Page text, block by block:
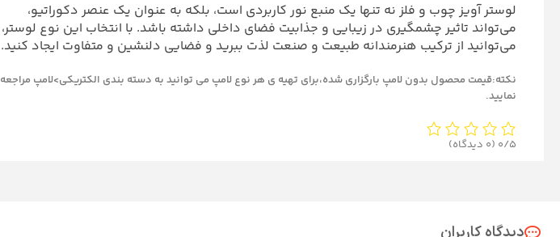
لوستر آویز چوب و فلز نه تنها یک منبع نور کاربردی است، بلکه به عنوان یک عنصر دکوراتیو،
می‌تواند تاثیر چشمگیری در زیبایی و جذابیت فضای داخلی داشته باشد. با انتخاب این نوع لوستر،
می‌توانید از ترکیب هنرمندانه طبیعت و صنعت لذت ببرید و فضایی دلنشین و متفاوت ایجاد کنید.
نکته:قیمت محصول بدون لامپ بارگزاری شده،برای تهیه ی هر نوع لامپ می توانید به دسته بندی الکتریکی>لامپ مراجعه
نمایید.
0/5 (0 دیدگاه)
دیدگاه کاربران